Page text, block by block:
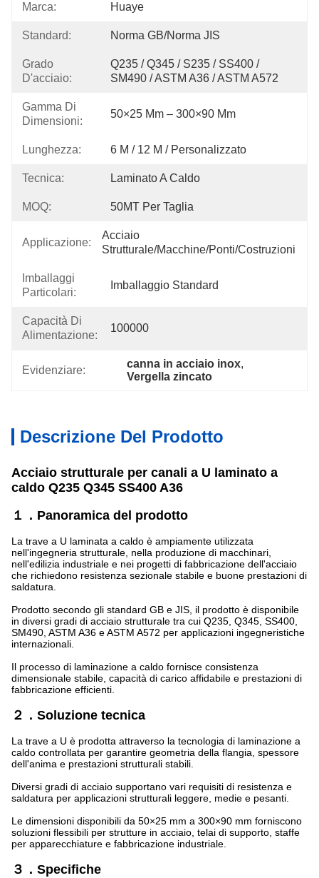
Marca: Huaye
Standard: Norma GB/Norma JIS
Grado
D'acciaio:
Q235 / Q345 / S235 / SS400 /
SM490 / ASTM A36 / ASTM A572
Gamma Di
Dimensioni:
50×25 Mm – 300×90 Mm
Lunghezza: 6 M / 12 M / Personalizzato
Tecnica: Laminato A Caldo
MOQ: 50MT Per Taglia
Applicazione:
Acciaio
Strutturale/Macchine/Ponti/Costruzioni
Imballaggi
Particolari:
Imballaggio Standard
Capacità Di
Alimentazione:
100000
Evidenziare:
canna in acciaio inox,
Vergella zincato
Descrizione Del Prodotto
Acciaio strutturale per canali a U laminato a
caldo Q235 Q345 SS400 A36
１．Panoramica del prodotto
La trave a U laminata a caldo è ampiamente utilizzata
nell'ingegneria strutturale, nella produzione di macchinari,
nell'edilizia industriale e nei progetti di fabbricazione dell'acciaio
che richiedono resistenza sezionale stabile e buone prestazioni di
saldatura.
Prodotto secondo gli standard GB e JIS, il prodotto è disponibile
in diversi gradi di acciaio strutturale tra cui Q235, Q345, SS400,
SM490, ASTM A36 e ASTM A572 per applicazioni ingegneristiche
internazionali.
Il processo di laminazione a caldo fornisce consistenza
dimensionale stabile, capacità di carico affidabile e prestazioni di
fabbricazione efficienti.
２．Soluzione tecnica
La trave a U è prodotta attraverso la tecnologia di laminazione a
caldo controllata per garantire geometria della flangia, spessore
dell'anima e prestazioni strutturali stabili.
Diversi gradi di acciaio supportano vari requisiti di resistenza e
saldatura per applicazioni strutturali leggere, medie e pesanti.
Le dimensioni disponibili da 50×25 mm a 300×90 mm forniscono
soluzioni flessibili per strutture in acciaio, telai di supporto, staffe
per apparecchiature e fabbricazione industriale.
３．Specifiche